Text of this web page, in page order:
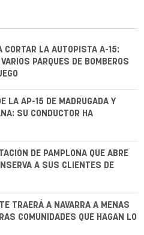
CORTAR LA AUTOPISTA A-15:
PARQUES DE BOMBEROS
LA AP-15 DE MADRUGADA Y
SU CONDUCTOR HA
DE PAMPLONA QUE ABRE
A SUS CLIENTES DE
TRAERÁ A NAVARRA A MENAS
COMUNIDADES QUE HAGAN LO